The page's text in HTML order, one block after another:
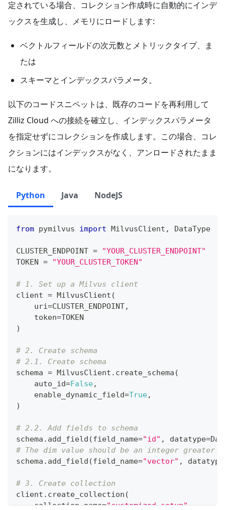
定されている場合、コレクション作成時に自動的にインデ
ックスを生成し、メモリにロードします:
ベクトルフィールドの次元数とメトリックタイプ、ま
たは
スキーマとインデックスパラメータ。
以下のコードスニペットは、既存のコードを再利用して
Zilliz Cloud への接続を確立し、インデックスパラメータ
を指定せずにコレクションを作成します。この場合、コレ
クションにはインデックスがなく、アンロードされたまま
になります。
Python Java NodeJS
from pymilvus import MilvusClient , DataType
CLUSTER_ENDPOINT =
"YOUR_CLUSTER_ENDPOINT"
TOKEN = "YOUR_CLUSTER_TOKEN"
# 1. Set up a Milvus client
client = MilvusClient (
    uri
=CLUSTER_ENDPOINT,
    token
=TOKEN
)
# 2. Create schema
# 2.1. Create schema
schema = MilvusClient . create_schema (
    auto_id
=False,
    enable_dynamic_field
=True,
)
# 2.2. Add fields to schema
schema . add_field (field_name="id" , datatype=
# The dim value should be an integer greater
schema . add_field (field_name="vector" , datatype
# 3. Create collection
client . create_collection (
    collection_name
="customized_setup"